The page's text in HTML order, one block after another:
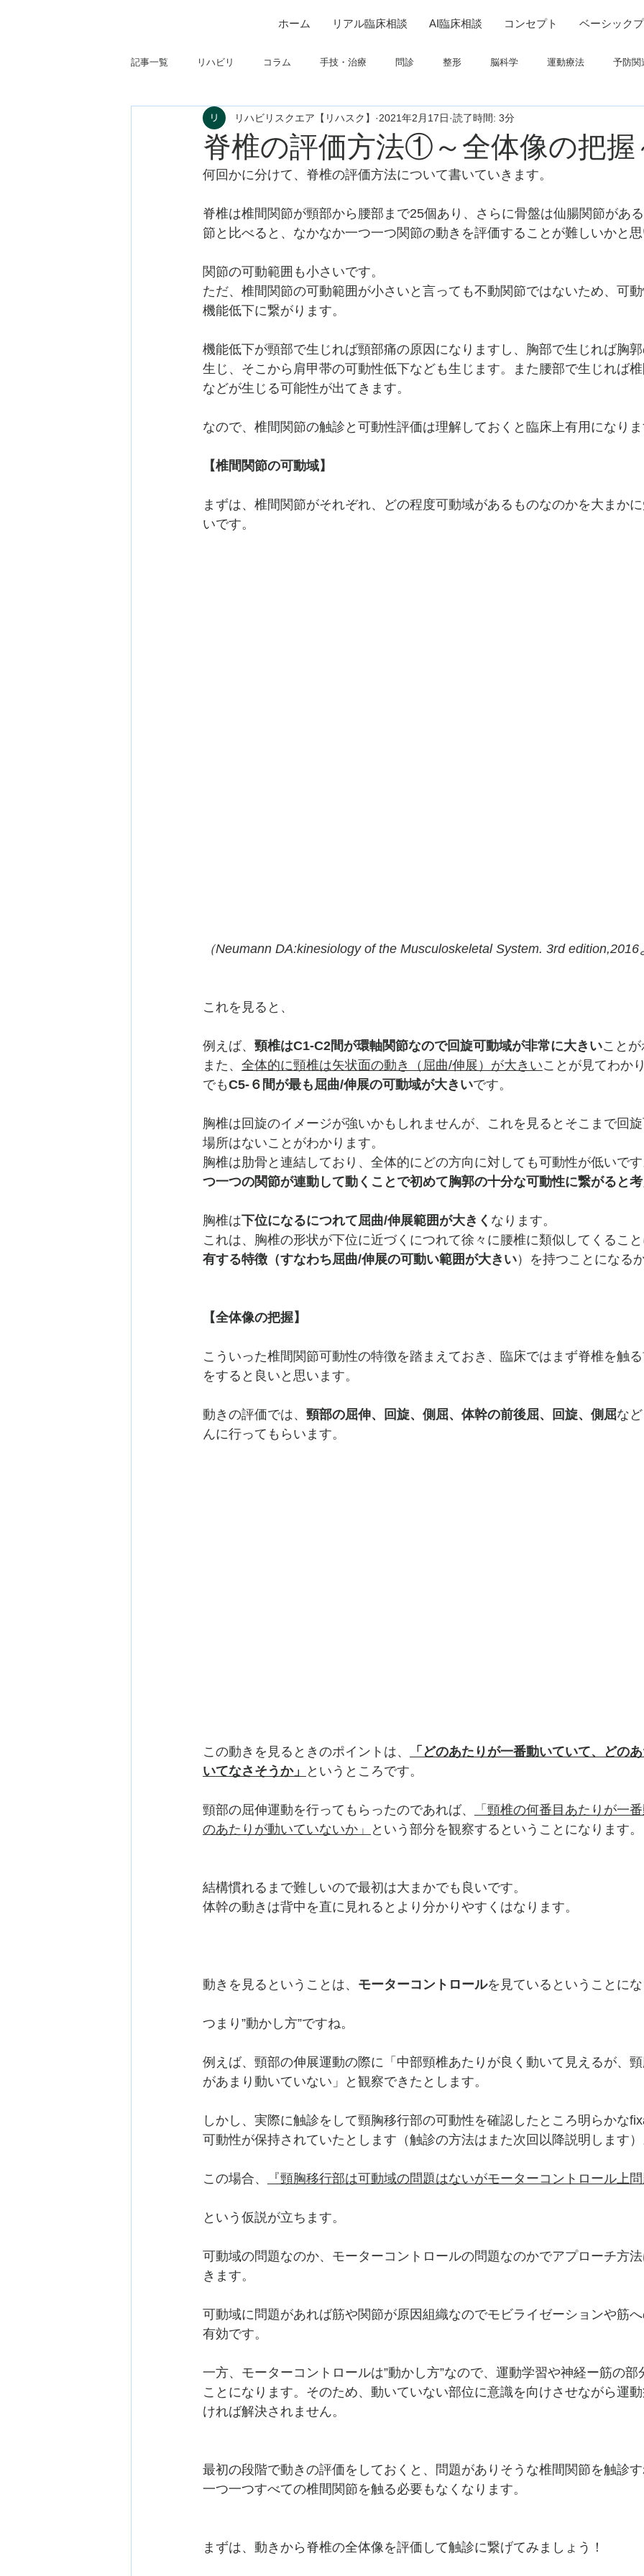
ホーム リアル臨床相談 AI臨床相談 コンセプト ベーシック
記事一覧 リハビリ コラム 手技・治療 問診 整形 脳科学 運動療法 予防関
制度関連 学会・研究関連 高次脳機能障害 脳卒中上肢
フィジカルアセスメント 仕事について 栄養 パーキンソン コミュニケーション
脊椎の評価方法①～全体像の把握
リハビリスクエア【リハスク】 2021年2月17日 読了時間: 3分
何回かに分けて、脊椎の評価方法について書いていきます。
脊椎は椎間関節が頸部から腰部まで25個あり、さらに骨盤は仙腸関節があ
節と比べると、なかなか一つ一つ関節の動きを評価することが難しいかと思
関節の可動範囲も小さいです。
ただ、椎間関節の可動範囲が小さいと言っても不動関節ではないため、可
機能低下に繋がります。
機能低下が頸部で生じれば頸部痛の原因になりますし、胸部で生じれば胸
生じ、そこから肩甲帯の可動性低下なども生じます。また腰部で生じれば
などが生じる可能性が出てきます。
なので、椎間関節の触診と可動性評価は理解しておくと臨床上有用になりま
【椎間関節の可動域】
まずは、椎間関節がそれぞれ、どの程度可動域があるものなのかを大まか
いです。
（Neumann DA:kinesiology of the Musculoskeletal System. 3rd edition,2016
これを見ると、
例えば、 頸椎はC1-C2間が環軸関節なので回旋可動域が非常に大きいことが
また、 全体的に頸椎は矢状面の動き（屈曲/伸展）が大きいことが見てわか
でもC5-６間が最も屈曲/伸展の可動域が大きいです。
胸椎は回旋のイメージが強いかもしれませんが、これを見るとそこまで回
場所はないことがわかります。
胸椎は肋骨と連結しており、全体的にどの方向に対しても可動性が低いです
つ一つの関節が連動して動くことで初めて胸郭の十分な可動性に繋がると考
胸椎は下位になるにつれて屈曲/伸展範囲が大きく なります。
これは、胸椎の形状が下位に近づくにつれて徐々に腰椎に類似してくること
有する特徴（すなわち屈曲/伸展の可動い範囲が大きい）を持つことになる
【全体像の把握】
こういった椎間関節可動性の特徴を踏まえておき、臨床ではまず脊椎を触
をすると良いと思います。
動きの評価では、 頸部の屈伸、回旋、側屈、体幹の前後屈、回旋、側屈な
んに行ってもらいます。
この動きを見るときのポイントは、
「どのあたりが一番動いていて、どの
いてなさそうか」
というところです。
頸部の屈伸運動を行ってもらったのであれば、
「頸椎の何番目あたりが一
のあたりが動いていないか」
という部分を観察するということになります。
結構慣れるまで難しいので最初は大まかでも良いです。
体幹の動きは背中を直に見れるとより分かりやすくはなります。
動きを見るということは、 モーターコントロールを見ているということにな
つまり”動かし方”ですね。
例えば、頸部の伸展運動の際に「中部頸椎あたりが良く動いて見えるが、
があまり動いていない」と観察できたとします。
しかし、実際に触診をして頸胸移行部の可動性を確認したところ明らかな
可動性が保持されていたとします（触診の方法はまた次回以降説明します）
この場合、 『頸胸移行部は可動域の問題はないがモーターコントロール上問
という仮説が立ちます。
可動域の問題なのか、モーターコントロールの問題なのかでアプローチ方
きます。
可動域に問題があれば筋や関節が原因組織なのでモビライゼーションや筋
有効です。
一方、モーターコントロールは”動かし方”なので、運動学習や神経ー筋の部
ことになります。そのため、動いていない部位に意識を向けさせながら運
ければ解決されません。
最初の段階で動きの評価をしておくと、問題がありそうな椎間関節を触診す
一つ一つすべての椎間関節を触る必要もなくなります。
まずは、動きから脊椎の全体像を評価して触診に繋げてみましょう！